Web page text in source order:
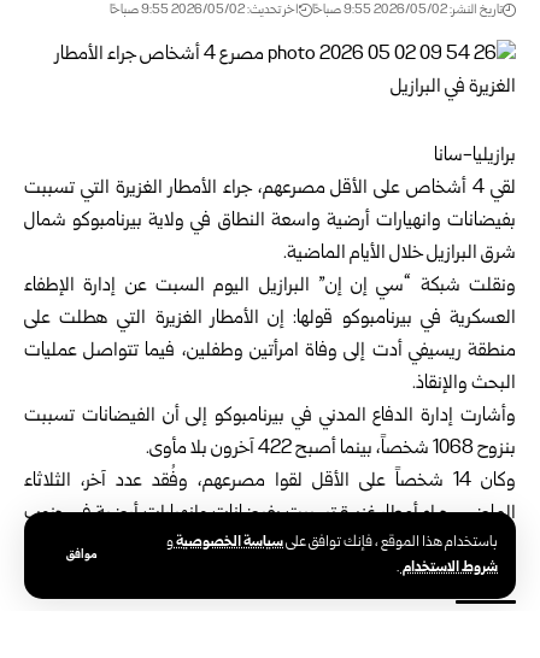
باستخدام هذا الموقع ، فإنك توافق علىسياسة الخصوصيةو
شروط الاستخدام.
موافق
تاريخ النشر: 2026/05/02 9:55 صباحًا اخر تحديث: 2026/05/02 9:55 صباحًا
برازيليا-سانا
لقي 4 أشخاص على الأقل مصرعهم، جراء الأمطار الغزيرة التي تسببت
بفيضانات وانهيارات أرضية واسعة النطاق في ولاية بيرنامبوكو شمال
شرق البرازيل خلال الأيام الماضية.
ونقلت شبكة “سي إن إن” البرازيل اليوم السبت عن إدارة الإطفاء
العسكرية في بيرنامبوكو قولها: إن الأمطار الغزيرة التي هطلت على
منطقة ريسيفي أدت إلى وفاة امرأتين وطفلين، فيما تتواصل عمليات
البحث والإنقاذ.
وأشارت إدارة الدفاع المدني في بيرنامبوكو إلى أن الفيضانات تسببت
بنزوح 1068 شخصاً، بينما أصبح 422 آخرون بلا مأوى.
وكان 14 شخصاً على الأقل لقوا مصرعهم، وفُقد عدد آخر، الثلاثاء
الماضي، جراء أمطار غزيرة تسببت بفيضانات وانهيارات أرضية في جنوب
شرق البلاد.